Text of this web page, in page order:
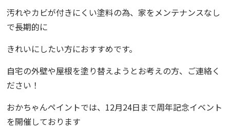
汚れやカビが付きにくい塗料の為、家をメンテナンスなし
で長期的に
きれいにしたい方におすすめです。
自宅の外壁や屋根を塗り替えようとお考えの方、ご連絡く
ださい！
おかちゃんペイントでは、12月24日まで周年記念イベント
を開催しております